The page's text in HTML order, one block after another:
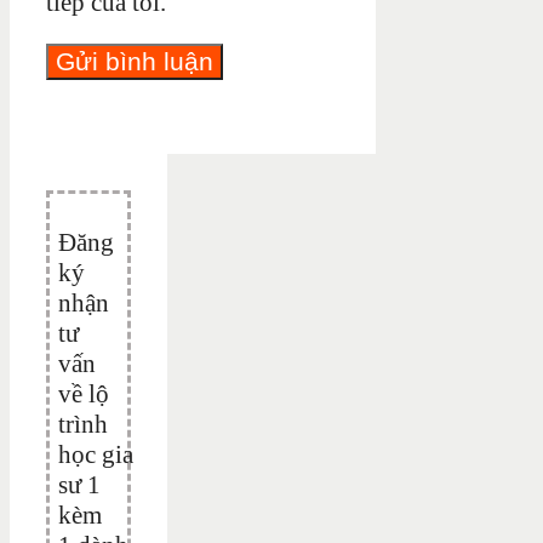
Đăng
ký
nhận
tư
vấn
về lộ
trình
học gia
sư 1
kèm